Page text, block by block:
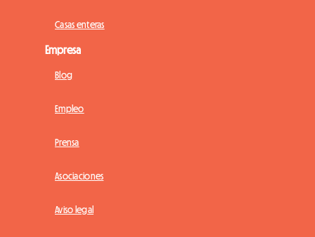
Casas enteras
Empresa
Blog
Empleo
Prensa
Asociaciones
Aviso legal